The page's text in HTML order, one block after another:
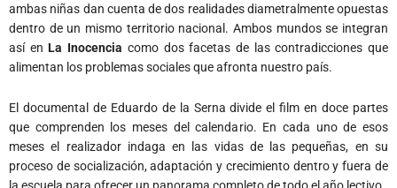
ambas niñas dan cuenta de dos realidades diametralmente opuestas
dentro de un mismo territorio nacional. Ambos mundos se integran
así enLa Inocencia como dos facetas de las contradicciones que
alimentan los problemas sociales que afronta nuestro país.
El documental de Eduardo de la Serna divide el film en doce partes
que comprenden los meses del calendario. En cada uno de esos
meses el realizador indaga en las vidas de las pequeñas, en su
proceso de socialización, adaptación y crecimiento dentro y fuera de
la escuela para ofrecer un panorama completo de todo el año lectivo.